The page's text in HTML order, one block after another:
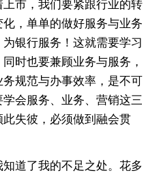
市，我们要紧跟行业的转
，单单的做好服务与业务
银行服务！这就需要学习
时也要兼顾业务与服务，
规范与办事效率，是不可
会服务、业务、营销这三
失彼，必须做到融会贯
道了我的不足之处。花多